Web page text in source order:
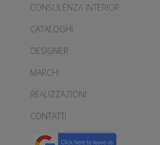
CONSULENZA INTERIOR
CATALOGHI
DESIGNER
MARCHI
REALIZZAZIONI
CONTATTI